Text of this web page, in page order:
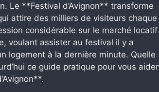
Le **Festival d’Avignon** transforme
attire des milliers de visiteurs chaque
considérable sur le marché locatif
voulant assister au festival il y a
logement à la dernière minute. Quelle
ce guide pratique pour vous aider